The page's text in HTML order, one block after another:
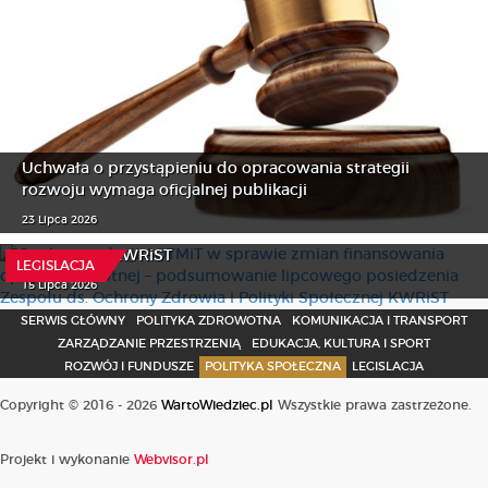
Uchwała o przystąpieniu do opracowania strategii
rozwoju wymaga oficjalnej publikacji
23 Lipca 2026
LEGISLACJA
O rekomendacji AOTMiT w sprawie zmian finansowania
opieki zdrowotnej – podsumowanie lipcowego
posiedzenia Zespołu ds. Ochrony Zdrowia i Polityki
Społecznej KWRiST
15 Lipca 2026
SERWIS GŁÓWNY POLITYKA ZDROWOTNA
KOMUNIKACJA I TRANSPORT
ZARZĄDZANIE PRZESTRZENIĄ
EDUKACJA, KULTURA I SPORT
ROZWÓJ I FUNDUSZE
POLITYKA SPOŁECZNA LEGISLACJA
Copyright © 2016 - 2026 WartoWiedziec.pl Wszystkie prawa zastrzeżone.
Projekt i wykonanie Webvisor.pl